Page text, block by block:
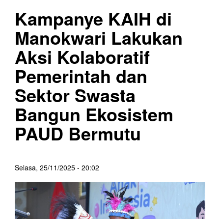
Kampanye KAIH di
Manokwari Lakukan
Aksi Kolaboratif
Pemerintah dan
Sektor Swasta
Bangun Ekosistem
PAUD Bermutu
Selasa, 25/11/2025 - 20:02